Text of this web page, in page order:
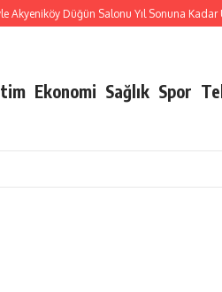
Düğün Salonu Yıl Sonuna Kadar
Ekonomi Sağlık Spor